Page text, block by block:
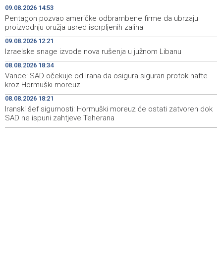
16:06
Sarajevo Film Festival brings special Youth Program to
Tuzla
15:58
Posuški turnir 'Kamen, krš i maslina' potvrdio svoj ugled,
Kukoč ponovno na Topali
15:40 Priopćenje za javnost HDZ 1990
14:53
Pentagon pozvao američke odbrambene firme da
ubrzaju proizvodnju oružja usred iscrpljenih zaliha
14:39
Svečano otvoren 26. Cazin Grand Prix, staza 'Krajiška
zmija' ponovo okupila ljubitelje motosporta
09.08.2026 14:53
Pentagon pozvao američke odbrambene firme da ubrzaju
proizvodnju oružja usred iscrpljenih zaliha
09.08.2026 12:21
Izraelske snage izvode nova rušenja u južnom Libanu
08.08.2026 18:34
Vance: SAD očekuje od Irana da osigura siguran protok nafte
kroz Hormuški moreuz
08.08.2026 18:21
Iranski šef sigurnosti: Hormuški moreuz će ostati zatvoren dok
SAD ne ispuni zahtjeve Teherana